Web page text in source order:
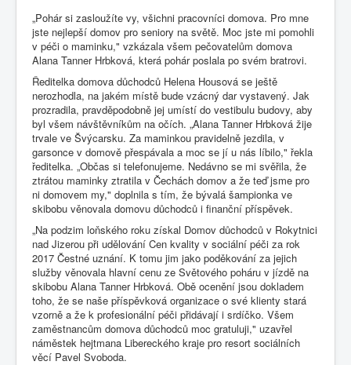
„Pohár si zasloužíte vy, všichni pracovníci domova. Pro mne
jste nejlepší domov pro seniory na světě. Moc jste mi pomohli
v péči o maminku," vzkázala všem pečovatelům domova
Alana Tanner Hrbková, která pohár poslala po svém bratrovi.
Ředitelka domova důchodců Helena Housová se ještě
nerozhodla, na jakém místě bude vzácný dar vystavený. Jak
prozradila, pravděpodobně jej umístí do vestibulu budovy, aby
byl všem návštěvníkům na očích. „Alana Tanner Hrbková žije
trvale ve Švýcarsku. Za maminkou pravidelně jezdila, v
garsonce v domově přespávala a moc se jí u nás líbilo," řekla
ředitelka. „Občas si telefonujeme. Nedávno se mi svěřila, že
ztrátou maminky ztratila v Čechách domov a že teď jsme pro
ni domovem my," doplnila s tím, že bývalá šampionka ve
skibobu věnovala domovu důchodců i finanční příspěvek.
„Na podzim loňského roku získal Domov důchodců v Rokytnici
nad Jizerou při udělování Cen kvality v sociální péči za rok
2017 Čestné uznání. K tomu jim jako poděkování za jejich
služby věnovala hlavní cenu ze Světového poháru v jízdě na
skibobu Alana Tanner Hrbková. Obě ocenění jsou dokladem
toho, že se naše příspěvková organizace o své klienty stará
vzorně a že k profesionální péči přidávají i srdíčko. Všem
zaměstnancům domova důchodců moc gratuluji," uzavřel
náměstek hejtmana Libereckého kraje pro resort sociálních
věcí Pavel Svoboda.